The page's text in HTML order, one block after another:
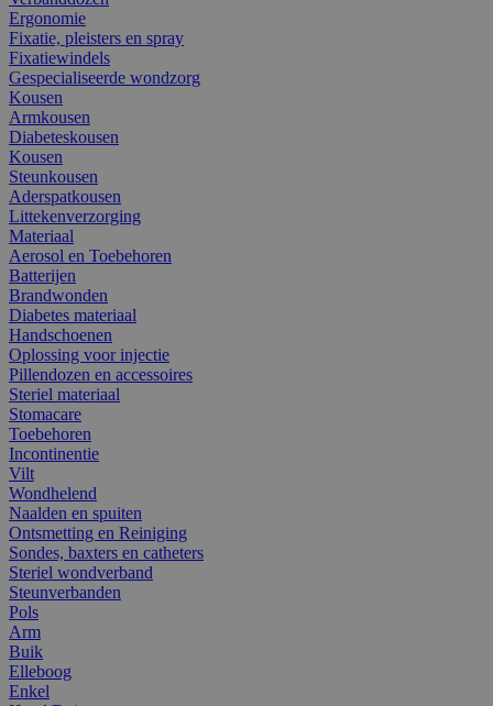
Ergonomie
Fixatie, pleisters en spray
Fixatiewindels
Gespecialiseerde wondzorg
Kousen
Armkousen
Diabeteskousen
Kousen
Steunkousen
Aderspatkousen
Littekenverzorging
Materiaal
Aerosol en Toebehoren
Batterijen
Brandwonden
Diabetes materiaal
Handschoenen
Oplossing voor injectie
Pillendozen en accessoires
Steriel materiaal
Stomacare
Toebehoren
Incontinentie
Vilt
Wondhelend
Naalden en spuiten
Ontsmetting en Reiniging
Sondes, baxters en catheters
Steriel wondverband
Steunverbanden
Pols
Arm
Buik
Elleboog
Enkel